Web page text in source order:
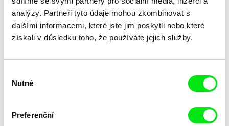
analýzy. Partneři tyto údaje mohou zkombinovat s
dalšími informacemi, které jste jim poskytli nebo které
získali v důsledku toho, že používáte jejich služby.
souhlasu
Nutné
Preferenční
Pat a Mat: Obraz